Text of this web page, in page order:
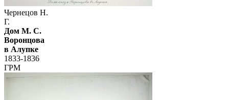
Чернецов Н.
Г.
Дом М. С.
Воронцова
в Алупке
1833-1836
ГРМ